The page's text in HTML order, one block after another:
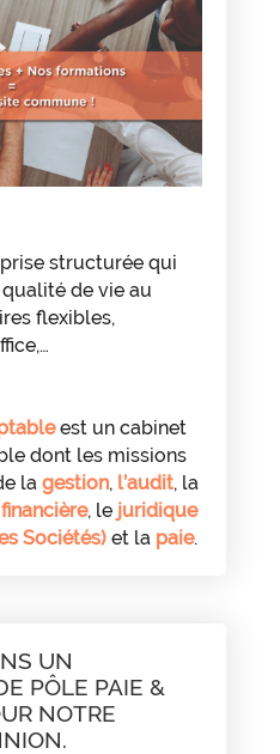
structurée qui
de vie au
flexibles,
est un cabinet
dont les missions
la gestion, l’audit, la
, lejuridique
Sociétés)et lapaie.
UN
PÔLE PAIE &
NOTRE